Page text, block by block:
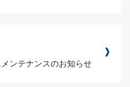
ンテナンスのお知らせ